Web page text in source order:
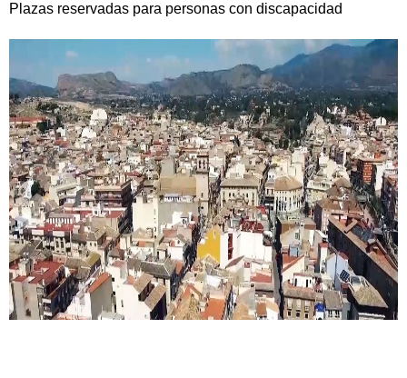
Plazas reservadas para personas con discapacidad